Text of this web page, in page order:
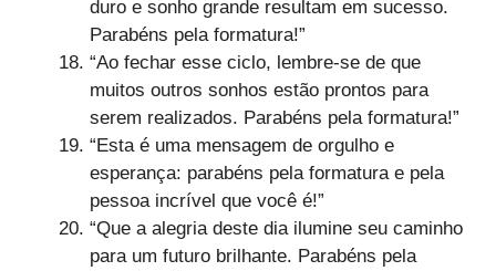
duro e sonho grande resultam em sucesso.
Parabéns pela formatura!”
“Ao fechar esse ciclo, lembre-se de que
muitos outros sonhos estão prontos para
serem realizados. Parabéns pela formatura!”
“Esta é uma mensagem de orgulho e
esperança: parabéns pela formatura e pela
pessoa incrível que você é!”
“Que a alegria deste dia ilumine seu caminho
para um futuro brilhante. Parabéns pela